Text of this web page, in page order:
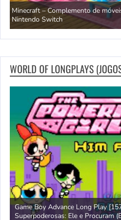
OCTOPATH TRAVELER e
data de lançamento – Nintendo
WORLD OF LONGPLAYS
Amiga 500 Longplay [597]
Longplays]